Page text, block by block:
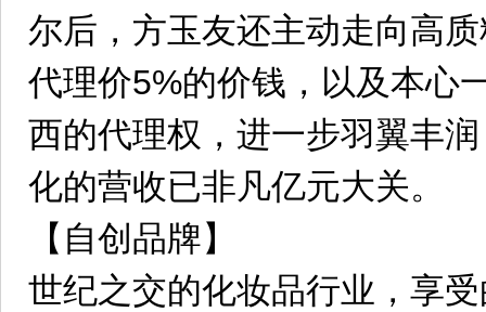
尔后，方玉友还主动走向高
代理价5%的价钱，以及本心
西的代理权，进一步羽翼丰
化的营收已非凡亿元大关。
【自创品牌】
世纪之交的化妆品行业，享